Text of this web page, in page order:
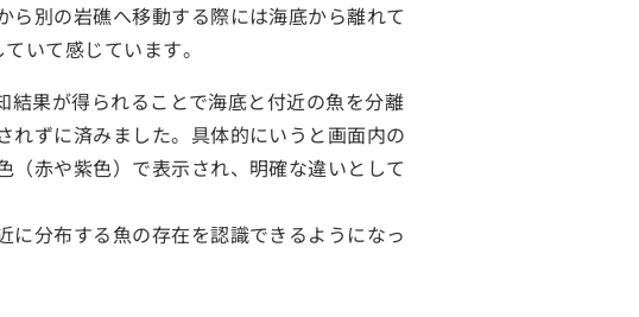
別の岩礁へ移動する際には海底から離れて
いて感じています。
果が得られることで海底と付近の魚を分離
れずに済みました。具体的にいうと画面内の
赤や紫色）で表示され、明確な違いとして
分布する魚の存在を認識できるようになっ